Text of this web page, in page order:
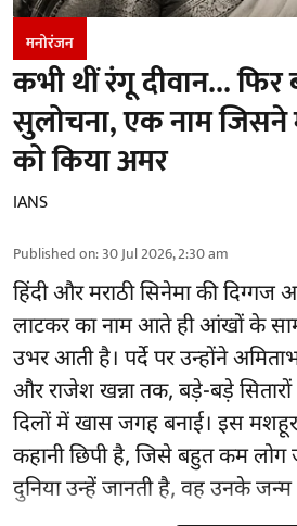
मनोरंजन
कभी थीं रंगू दीवान... फिर
सुलोचना, एक नाम जिसने
को किया अमर
IANS
Published on:30 Jul 2026, 2:30 am
हिंदी और मराठी सिनेमा की दिग्गज
लाटकर का नाम आते ही आंखों के
उभर आती है। पर्दे पर उन्होंने
और राजेश खन्ना तक, बड़े-बड़े
दिलों में खास जगह बनाई। इस
कहानी छिपी है, जिसे बहुत कम लोग
दुनिया उन्हें जानती है, वह उनके जन्म